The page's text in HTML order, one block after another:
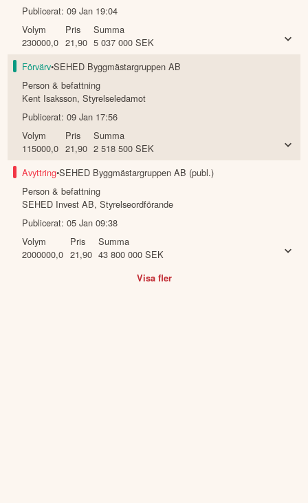
Publicerat:09 Jan 19:04
Volym
230000,0
Pris
21,90
Summa
5 037 000 SEK
Förvärv•SEHED Byggmästargruppen AB
Person & befattning
Kent Isaksson,Styrelseledamot
Publicerat:09 Jan 17:56
Volym
115000,0
Pris
21,90
Summa
2 518 500 SEK
Avyttring•SEHED Byggmästargruppen AB (publ.)
Person & befattning
SEHED Invest AB,Styrelseordförande
Publicerat:05 Jan 09:38
Volym
2000000,0
Pris
21,90
Summa
43 800 000 SEK
Visa fler